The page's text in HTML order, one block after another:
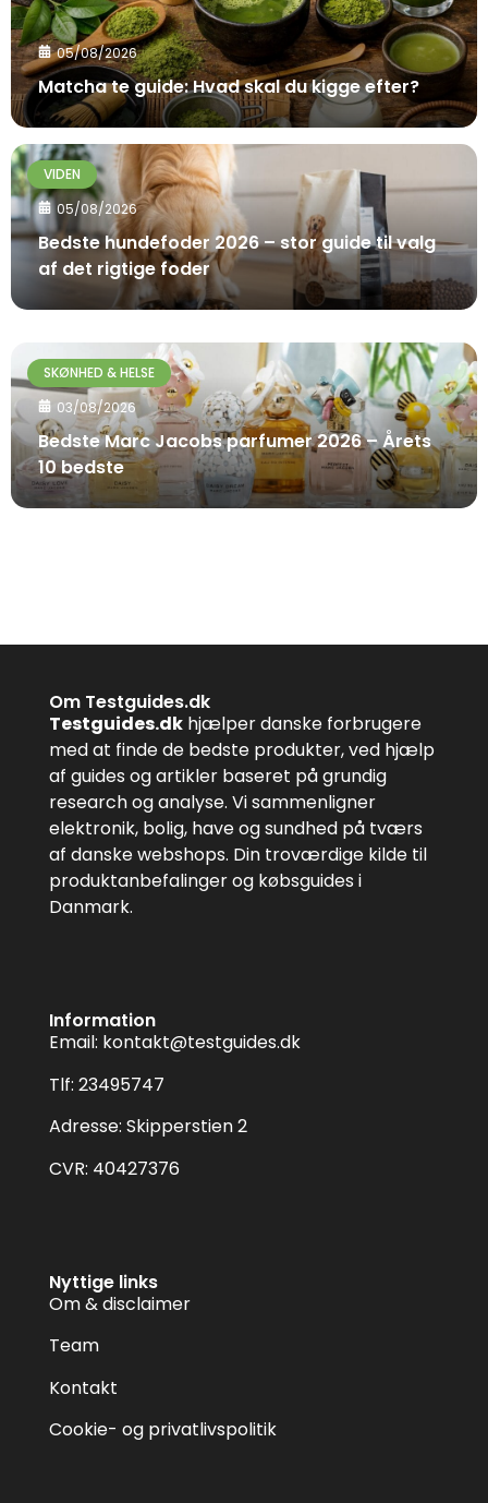
05/08/2026
Matcha te guide: Hvad skal du kigge efter?
VIDEN
05/08/2026
Bedste hundefoder 2026 – stor guide til valg
af det rigtige foder
SKØNHED & HELSE
03/08/2026
Bedste Marc Jacobs parfumer 2026 – Årets
10 bedste
Om Testguides.dk
Testguides.dk hjælper danske forbrugere
med at finde de bedste produkter, ved hjælp
af guides og artikler baseret på grundig
research og analyse. Vi sammenligner
elektronik, bolig, have og sundhed på tværs
af danske webshops. Din troværdige kilde til
produktanbefalinger og købsguides i
Danmark.
Information
Email: kontakt@testguides.dk
Tlf: 23495747
Adresse: Skipperstien 2
CVR: 40427376
Nyttige links
Om & disclaimer
Team
Kontakt
Cookie- og privatlivspolitik